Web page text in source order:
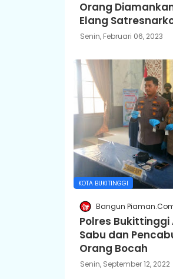
Orang
Elang
Senin, Februari 06, 2023
KOTA BUKITINGGI
Bangun
Polres
Sabu dan
Orang Bocah
Senin, September 12, 2022